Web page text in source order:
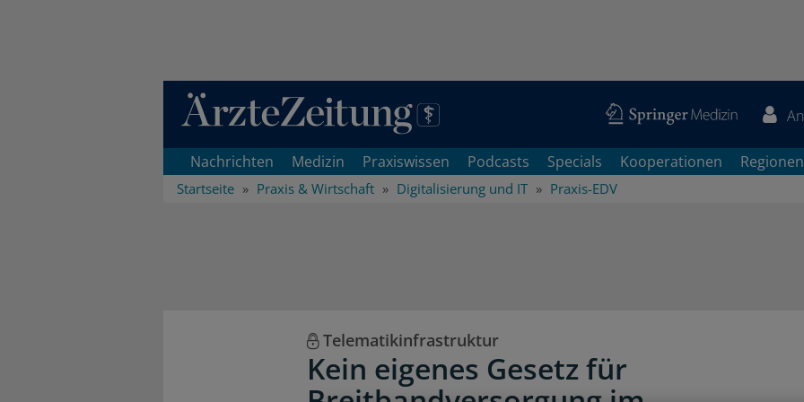
Direkt zum Inhaltsbereich
Nachrichten Medizin Praxiswissen Podcasts Specials Kooperationen Regionen
Startseite Praxis & Wirtschaft Digitalisierung und IT Praxis-EDV
Telematikinfrastruktur
Kein eigenes Gesetz für